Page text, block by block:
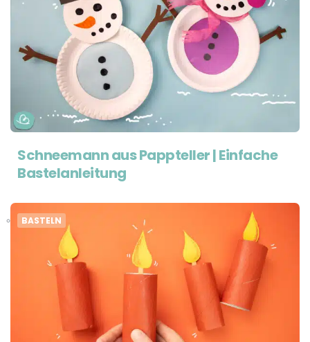
Schneemann aus Pappteller | Einfache
Bastelanleitung
BASTELN